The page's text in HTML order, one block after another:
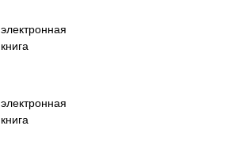
электронная
книга
электронная
книга